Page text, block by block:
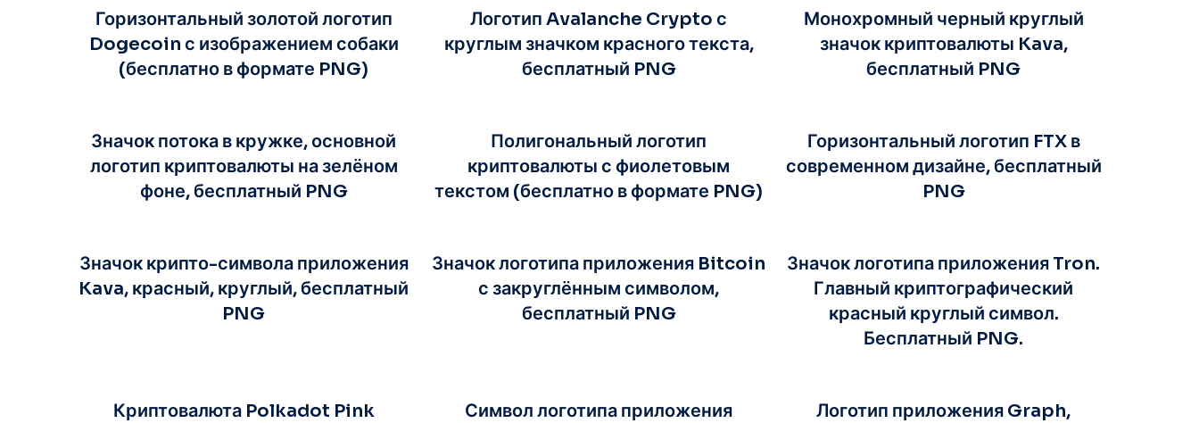
Горизонтальный золотой логотип
Dogecoin с изображением собаки
(бесплатно в формате PNG)
Логотип Avalanche Crypto с
круглым значком красного текста,
бесплатный PNG
Монохромный черный круглый
значок криптовалюты Kava,
бесплатный PNG
Значок потока в кружке, основной
логотип криптовалюты на зелёном
фоне, бесплатный PNG
Полигональный логотип
криптовалюты с фиолетовым
текстом (бесплатно в формате PNG)
Горизонтальный логотип FTX в
современном дизайне, бесплатный
PNG
Значок крипто-символа приложения
Kava, красный, круглый, бесплатный
PNG
Значок логотипа приложения Bitcoin
с закруглённым символом,
бесплатный PNG
Значок логотипа приложения Tron.
Главный криптографический
красный круглый символ.
Бесплатный PNG.
Криптовалюта Polkadot Pink
Символ логотипа приложения
Логотип приложения Graph,